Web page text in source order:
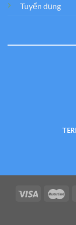
Tuyển dụng